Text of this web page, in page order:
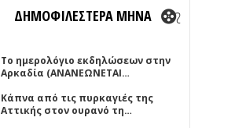
ΔΗΜΟΦΙΛΕΣΤΕΡΑ ΜΗΝΑ
Το ημερολόγιο εκδηλώσεων στην
Αρκαδία (ΑΝΑΝΕΩΝΕΤΑΙ…
Κάπνα από τις πυρκαγιές της
Αττικής στον ουρανό τη…